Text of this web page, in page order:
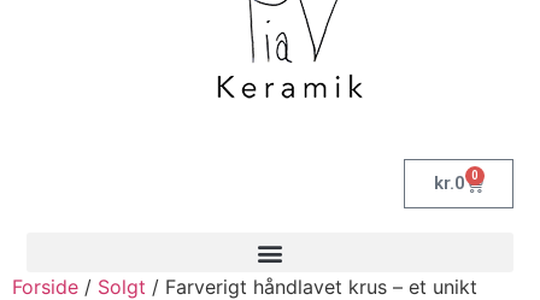
kr.0 0
Forside / Solgt / Farverigt håndlavet krus – et unikt